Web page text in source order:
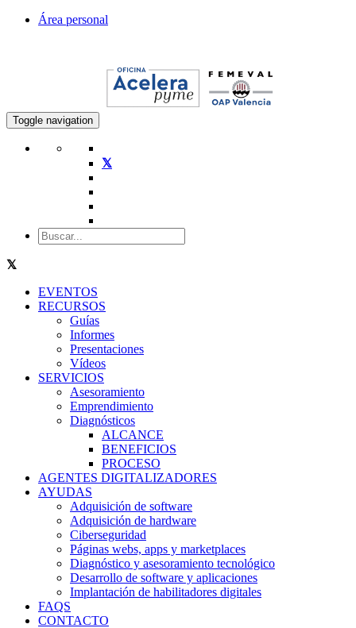
Área personal
Toggle navigation
EVENTOS
RECURSOS
Guías
Informes
Presentaciones
Vídeos
SERVICIOS
Asesoramiento
Emprendimiento
Diagnósticos
ALCANCE
BENEFICIOS
PROCESO
AGENTES DIGITALIZADORES
AYUDAS
Adquisición de software
Adquisición de hardware
Ciberseguridad
Páginas webs, apps y marketplaces
Diagnóstico y asesoramiento tecnológico
Desarrollo de software y aplicaciones
Implantación de habilitadores digitales
FAQS
CONTACTO